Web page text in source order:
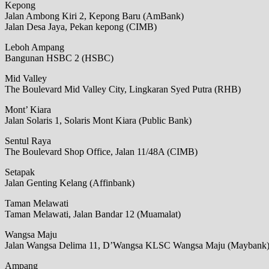
Kepong
Jalan Ambong Kiri 2, Kepong Baru (AmBank)
Jalan Desa Jaya, Pekan kepong (CIMB)
Leboh Ampang
Bangunan HSBC 2 (HSBC)
Mid Valley
The Boulevard Mid Valley City, Lingkaran Syed Putra (RHB)
Mont’ Kiara
Jalan Solaris 1, Solaris Mont Kiara (Public Bank)
Sentul Raya
The Boulevard Shop Office, Jalan 11/48A (CIMB)
Setapak
Jalan Genting Kelang (Affinbank)
Taman Melawati
Taman Melawati, Jalan Bandar 12 (Muamalat)
Wangsa Maju
Jalan Wangsa Delima 11, D’Wangsa KLSC Wangsa Maju (Maybank)
Ampang